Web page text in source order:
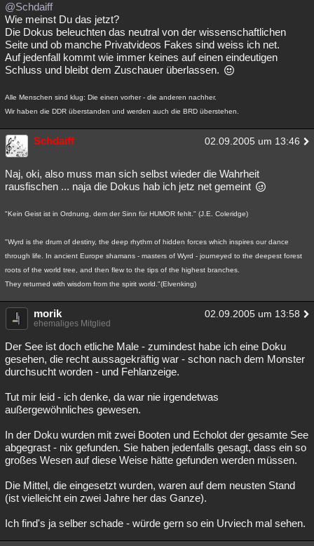
@Schdaiff
Wie meinst Du das jetzt?
Die Dokus beleuchten das neutral von der wissenschaftlichen
Seite und ob manche Privatvideos Fakes sind weiss ich net.
Auf jedenfall kommt wie immer keines auf einen eindeutigen
Schluss und bleibt dem Zuschauer überlassen.
Alle Menschen sind klug: Die einen vorher - die anderen nachher.
Wir haben die DDR überstanden und werden auch die BRD überstehen.
Schdaiff 02.09.2005 um 13:46
Naj, oki, also muss man sich selbst wieder die Wahrheit
rausfischen ... naja die Dokus hab ich jetz net gemeint
"Kein Geist ist in Ordnung, dem der Sinn für HUMOR fehlt." (J.E. Coleridge)
"Wyrd is the drum of destiny, the deep rhythm of hidden forces which inspires our dance
through life. In ancient Europe shamans - masters of Wyrd - journeyed to the deepest forest
roots of the world tree, and then flew to the tips of the highest branches.
They returned with wisdom from the spirit world."(Elvenking)
morik 02.09.2005 um 13:58
ehemaliges Mitglied
Der See ist doch etliche Male - zumindest habe ich eine Doku
gesehen, die recht aussagekräftig war - schon nach dem Monster
durchsucht worden - und Fehlanzeige.
Tut mir leid - ich denke, da war nie irgendetwas
außergewöhnliches gewesen.
In der Doku wurden mit zwei Booten und Echolot der gesamte See
abgegrast - nix gefunden. Sie haben jedenfalls gesagt, dass ein so
großes Wesen auf diese Weise hätte gefunden werden müssen.
Die Mittel, die eingesetzt wurden, waren auf dem neusten Stand
(ist vielleicht ein zwei Jahre her das Ganze).
Ich find's ja selber schade - würde gern so ein Urviech mal sehen.